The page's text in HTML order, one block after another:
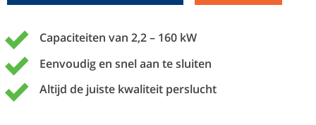
Capaciteiten van 2,2 – 160 kW
Eenvoudig en snel aan te sluiten
Altijd de juiste kwaliteit perslucht